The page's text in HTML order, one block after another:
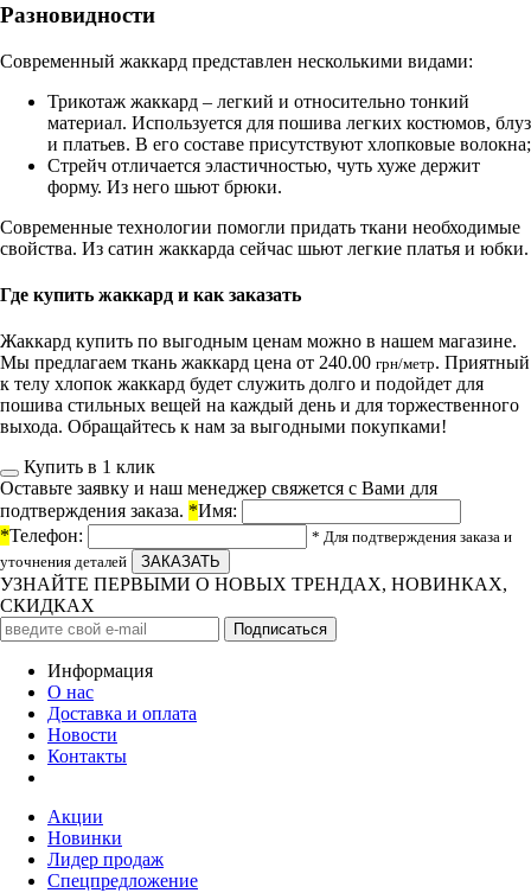
Разновидности
Современный жаккард представлен несколькими видами:
Трикотаж жаккард – легкий и относительно тонкий
материал. Используется для пошива легких костюмов, блуз
и платьев. В его составе присутствуют хлопковые волокна;
Стрейч отличается эластичностью, чуть хуже держит
форму. Из него шьют брюки.
Современные технологии помогли придать ткани необходимые
свойства. Из сатин жаккарда сейчас шьют легкие платья и юбки.
Где купить жаккард и как заказать
Жаккард купить по выгодным ценам можно в нашем магазине.
Мы предлагаем ткань жаккард цена от 240.00 грн/метр. Приятный
к телу хлопок жаккард будет служить долго и подойдет для
пошива стильных вещей на каждый день и для торжественного
выхода. Обращайтесь к нам за выгодными покупками!
Купить в 1 клик
Оставьте заявку и наш менеджер свяжется с Вами для
подтверждения заказа. *Имя:
*Телефон:
* Для подтверждения заказа и
уточнения деталей
УЗНАЙТЕ ПЕРВЫМИ О НОВЫХ ТРЕНДАХ, НОВИНКАХ,
СКИДКАХ
Информация
О нас
Доставка и оплата
Новости
Контакты
Акции
Новинки
Лидер продаж
Спецпредложение